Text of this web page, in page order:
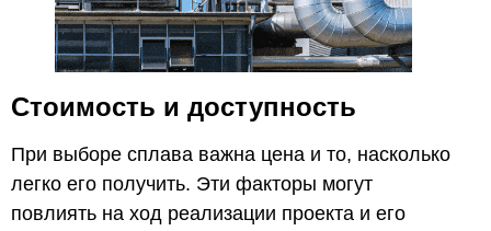
Стоимость и доступность
При выборе сплава важна цена и то, насколько
легко его получить. Эти факторы могут
повлиять на ход реализации проекта и его